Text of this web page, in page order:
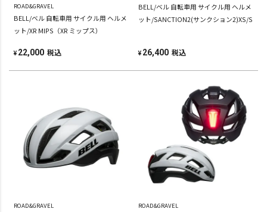
ROAD&GRAVEL
BELL/ベル 自転車用 サイクル用 ヘルメ
ット/XR MIPS（XR ミップス）
¥ 22,000 税込
BELL/ベル 自転車用 サイクル用 ヘルメ
ット/SANCTION2(サンクション2)XS/S
¥ 26,400 税込
ROAD&GRAVEL ROAD&GRAVEL